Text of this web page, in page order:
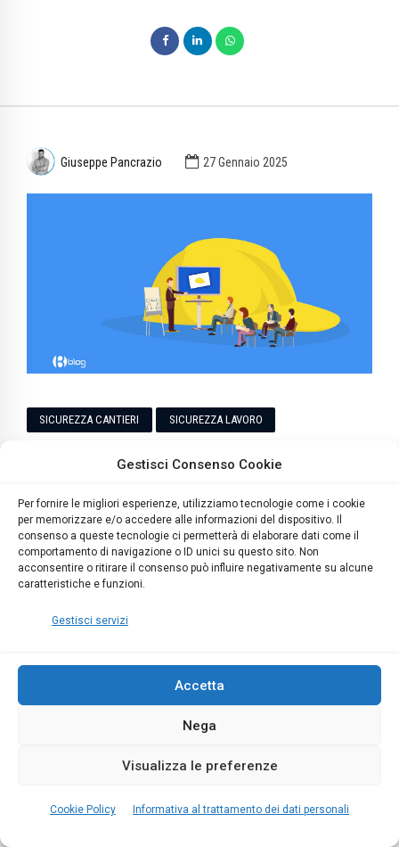
Gestisci Consenso Cookie
Per fornire le migliori esperienze, utilizziamo tecnologie come i cookie
per memorizzare e/o accedere alle informazioni del dispositivo. Il
consenso a queste tecnologie ci permetterà di elaborare dati come il
comportamento di navigazione o ID unici su questo sito. Non
acconsentire o ritirare il consenso può influire negativamente su alcune
caratteristiche e funzioni.
Gestisci servizi
Accetta
Nega
Visualizza le preferenze
Cookie Policy Informativa al trattamento dei dati personali
Giuseppe Pancrazio 27 Gennaio 2025
SICUREZZA CANTIERI SICUREZZA LAVORO
I primi e unici Corsi in e-learning di Sicurezza
14min 1218 0
La nuova patente a crediti, introdotta dal DL
19/2024, premia le aziende virtuose nella
evitare sanzioni e migliorare la sicurezza nei
cantieri. I corsi, accessibili 24/7, sono idonei per